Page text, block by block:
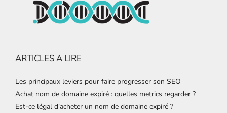
ARTICLES A LIRE
Les principaux leviers pour faire progresser son SEO
Achat nom de domaine expiré : quelles metrics regarder ?
Est-ce légal d'acheter un nom de domaine expiré ?